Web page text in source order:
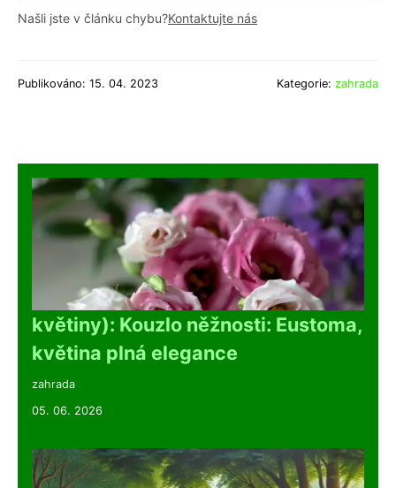
Našli jste v článku chybu?Kontaktujte nás
Publikováno: 15. 04. 2023 Kategorie: zahrada
květiny): Kouzlo něžnosti: Eustoma,
květina plná elegance
zahrada
05. 06. 2026